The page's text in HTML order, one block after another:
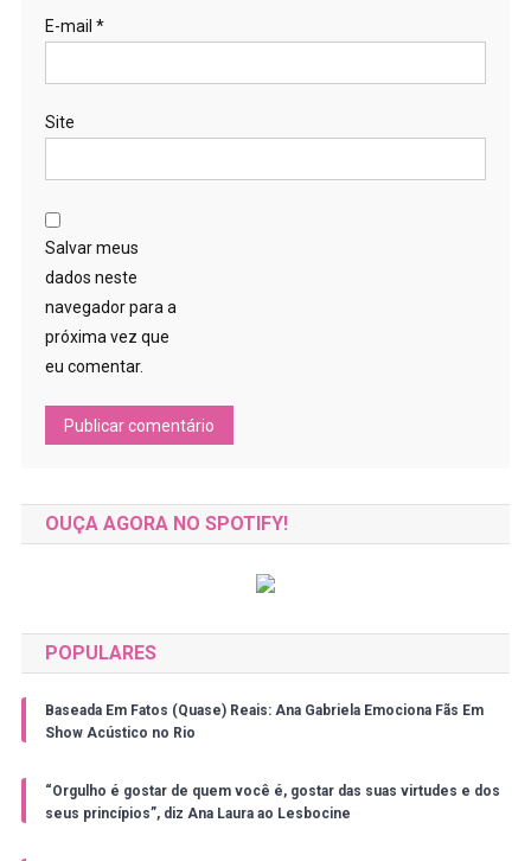
E-mail *
Site
Salvar meus
dados neste
navegador para a
próxima vez que
eu comentar.
OUÇA AGORA NO SPOTIFY!
POPULARES
Baseada Em Fatos (Quase) Reais: Ana Gabriela Emociona Fãs Em
Show Acústico no Rio
“Orgulho é gostar de quem você é, gostar das suas virtudes e dos
seus princípios”, diz Ana Laura ao Lesbocine